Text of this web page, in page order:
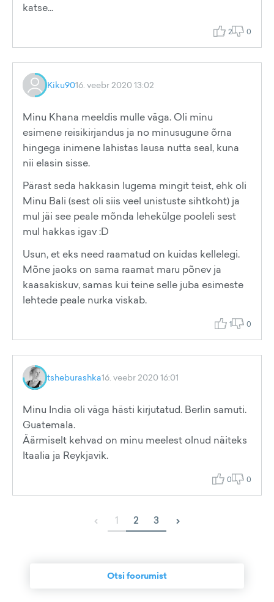
katse...
2 0
Kiku9016. veebr 2020 13:02
Minu Khana meeldis mulle väga. Oli minu
esimene reisikirjandus ja no minusugune õrna
hingega inimene lahistas lausa nutta seal, kuna
nii elasin sisse.
Pärast seda hakkasin lugema mingit teist, ehk oli
Minu Bali (sest oli siis veel unistuste sihtkoht) ja
mul jäi see peale mõnda lehekülge pooleli sest
mul hakkas igav :D
Usun, et eks need raamatud on kuidas kellelegi.
Mõne jaoks on sama raamat maru põnev ja
kaasakiskuv, samas kui teine selle juba esimeste
lehtede peale nurka viskab.
1 0
tsheburashka16. veebr 2020 16:01
Minu India oli väga hästi kirjutatud. Berlin samuti.
Guatemala.
Äärmiselt kehvad on minu meelest olnud näiteks
Itaalia ja Reykjavik.
0 0
‹ 1 2 3 ›
Otsi foorumist